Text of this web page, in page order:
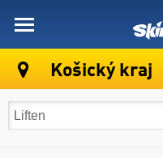
Košický kraj